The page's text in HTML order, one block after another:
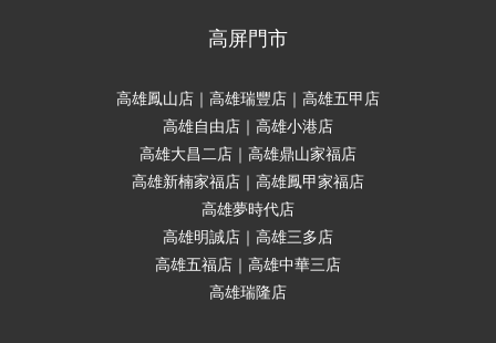
高屏門市
高雄鳳山店｜高雄瑞豐店｜高雄五甲店
高雄自由店｜高雄小港店
高雄大昌二店｜高雄鼎山家福店
高雄新楠家福店｜高雄鳳甲家福店
高雄夢時代店
高雄明誠店｜高雄三多店
高雄五福店｜高雄中華三店
高雄瑞隆店